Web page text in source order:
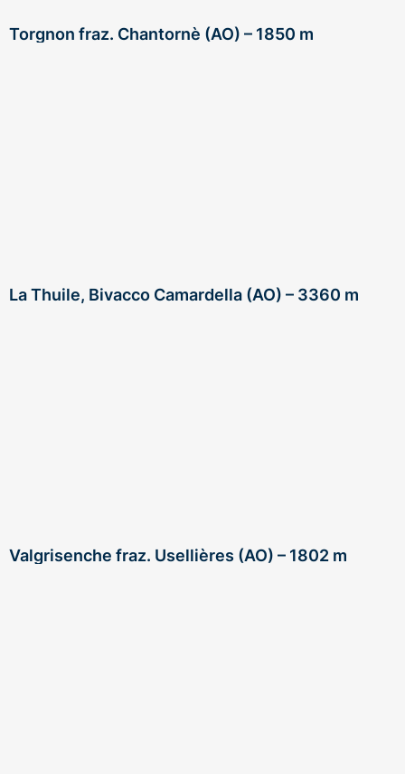
Torgnon fraz. Chantornè (AO) – 1850 m
La Thuile, Bivacco Camardella (AO) – 3360 m
Valgrisenche fraz. Usellières (AO) – 1802 m